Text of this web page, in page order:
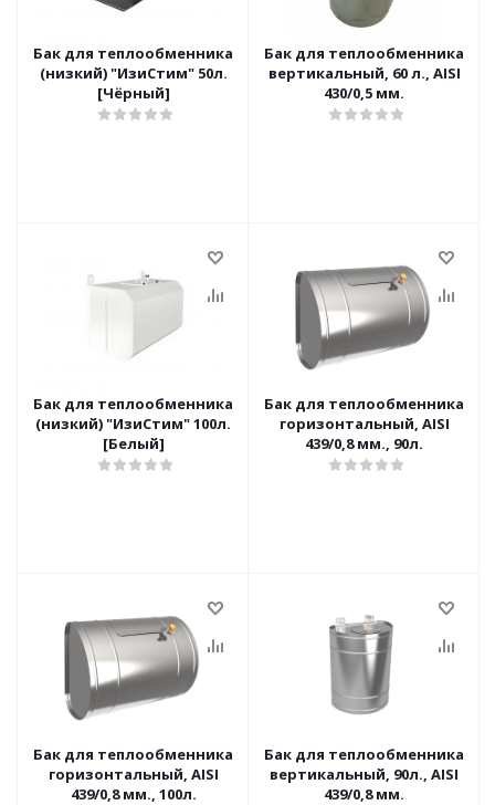
Бак для теплообменника
(низкий) "ИзиСтим" 50л.
[Чёрный]
Бак для теплообменника
вертикальный, 60 л., AISI
430/0,5 мм.
Бак для теплообменника
(низкий) "ИзиСтим" 100л.
[Белый]
Бак для теплообменника
горизонтальный, AISI
439/0,8 мм., 90л.
Бак для теплообменника
горизонтальный, AISI
439/0,8 мм., 100л.
Бак для теплообменника
вертикальный, 90л., AISI
439/0,8 мм.